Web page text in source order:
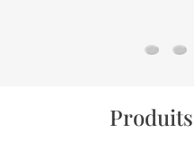
Croix